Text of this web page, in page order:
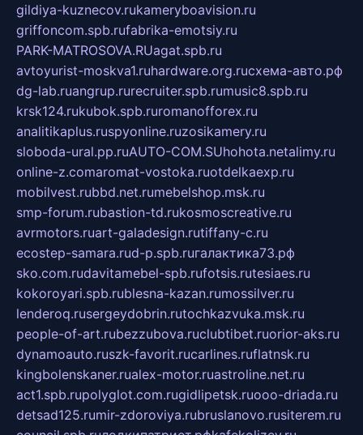
gildiya-kuznecov.rukameryboavision.ru
griffoncom.spb.rufabrika-emotsiy.ru
PARK-MATROSOVA.RUagat.spb.ru
avtoyurist-moskva1.ruhardware.org.ruсхема-авто.рф
dg-lab.ruangrup.rurecruiter.spb.rumusic8.spb.ru
krsk124.rukubok.spb.ruromanofforex.ru
analitikaplus.ruspyonline.ruzosikamery.ru
sloboda-ural.pp.ruAUTO-COM.SUhohota.netalimy.ru
online-z.comaromat-vostoka.ruotdelkaexp.ru
mobilvest.rubbd.net.rumebelshop.msk.ru
smp-forum.rubastion-td.rukosmoscreative.ru
avrmotors.ruart-galadesign.rutiffany-c.ru
ecostep-samara.rud-p.spb.ruгалактика73.рф
sko.com.rudavitamebel-spb.rufotsis.rutesiaes.ru
kokoroyari.spb.rublesna-kazan.rumossilver.ru
lenderoq.rusergeydobrin.rutochkazvuka.msk.ru
people-of-art.rubezzubova.ruclubtibet.ruorior-aks.ru
dynamoauto.ruszk-favorit.rucarlines.ruflatnsk.ru
kingbolenskaner.rualex-motor.ruastroline.net.ru
act1.spb.rupolyglot.com.rugidlipetsk.ruooo-driada.ru
detsad125.rumir-zdoroviya.rubruslanovo.rusiterem.ru